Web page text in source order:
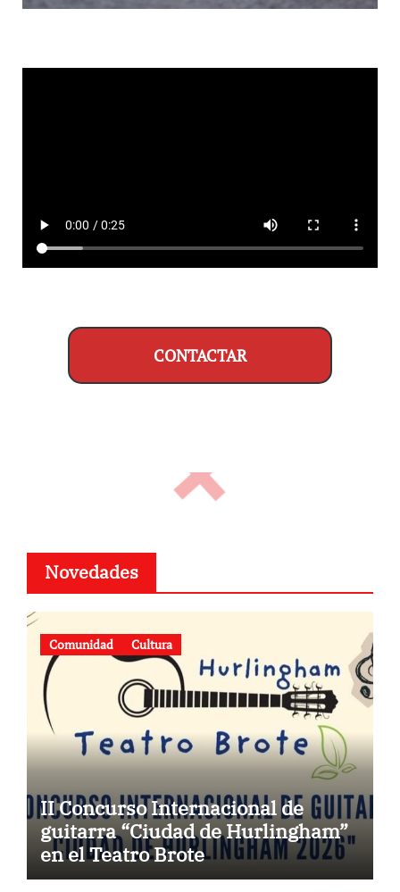
CONTACTAR
Novedades
Comunidad Cultura
II Concurso Internacional de
guitarra “Ciudad de Hurlingham”
en el Teatro Brote